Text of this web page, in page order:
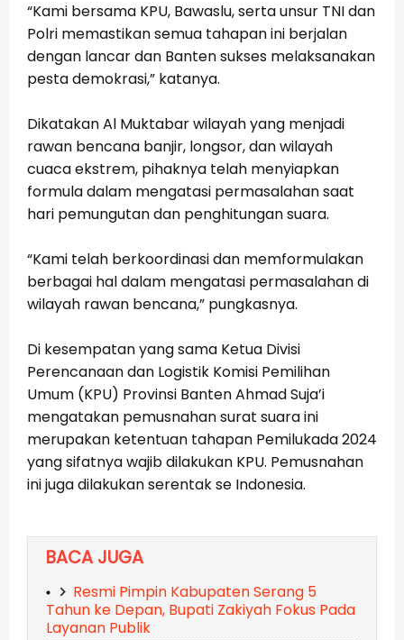
“Kami bersama KPU, Bawaslu, serta unsur TNI dan
Polri memastikan semua tahapan ini berjalan
dengan lancar dan Banten sukses melaksanakan
pesta demokrasi,” katanya.
Dikatakan Al Muktabar wilayah yang menjadi
rawan bencana banjir, longsor, dan wilayah
cuaca ekstrem, pihaknya telah menyiapkan
formula dalam mengatasi permasalahan saat
hari pemungutan dan penghitungan suara.
“Kami telah berkoordinasi dan memformulakan
berbagai hal dalam mengatasi permasalahan di
wilayah rawan bencana,” pungkasnya.
Di kesempatan yang sama Ketua Divisi
Perencanaan dan Logistik Komisi Pemilihan
Umum (KPU) Provinsi Banten Ahmad Suja’i
mengatakan pemusnahan surat suara ini
merupakan ketentuan tahapan Pemilukada 2024
yang sifatnya wajib dilakukan KPU. Pemusnahan
ini juga dilakukan serentak se Indonesia.
BACA JUGA
Resmi Pimpin Kabupaten Serang 5
Tahun ke Depan, Bupati Zakiyah Fokus Pada
Layanan Publik